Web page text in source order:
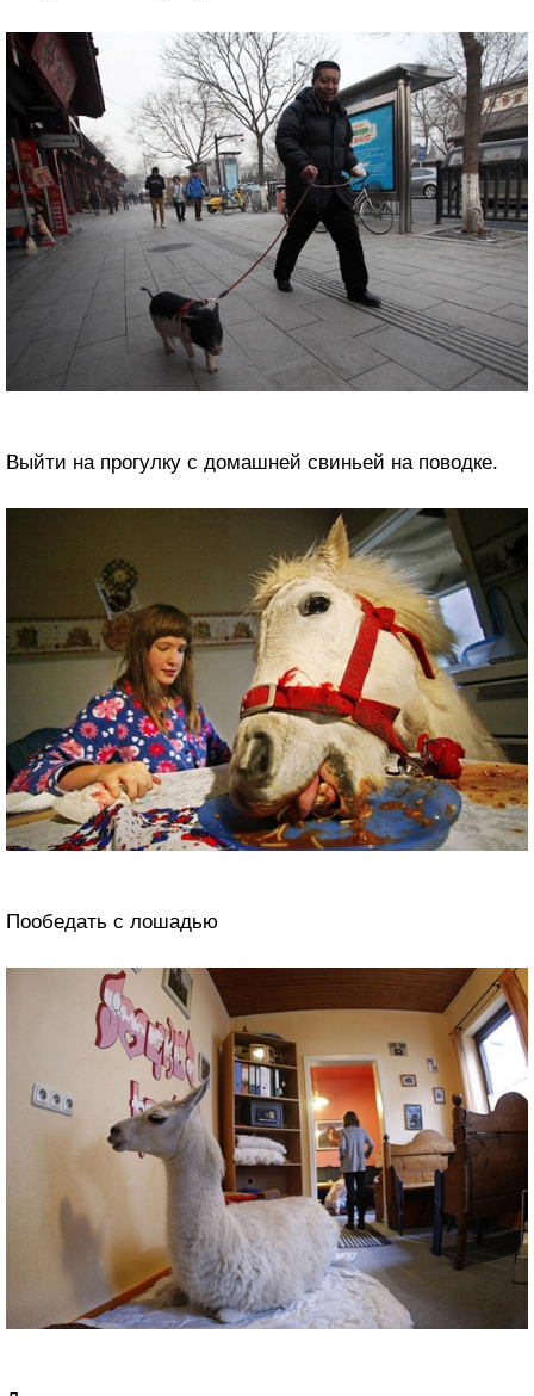
Выйти на прогулку с домашней свиньей на поводке.
Пообедать с лошадью